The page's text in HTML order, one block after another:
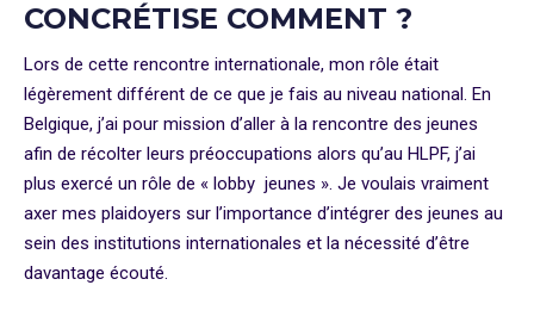
CONCRÉTISE COMMENT ?
Lors de cette rencontre internationale, mon rôle était
légèrement différent de ce que je fais au niveau national. En
Belgique, j’ai pour mission d’aller à la rencontre des jeunes
afin de récolter leurs préoccupations alors qu’au HLPF, j’ai
plus exercé un rôle de « lobby jeunes ». Je voulais vraiment
axer mes plaidoyers sur l’importance d’intégrer des jeunes au
sein des institutions internationales et la nécessité d’être
davantage écouté.